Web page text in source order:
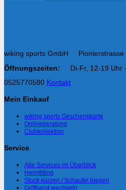
wiking sports GmbH
Öffnungszeiten: Di-Fr, 12-19 Uhr
0525770580 Kontakt
Mein Einkauf
wiking sports Geschenkkarte
Onlineberatung
Clubkollektion
Service
Alle Services im Überblick
Helmfitting
Stock kürzen / Schaufel biegen
Griffband wechseln